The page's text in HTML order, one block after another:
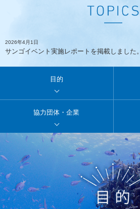
2026年4月1日
サンゴイベント実施レポートを掲載しました。
目的
協力団体・企業